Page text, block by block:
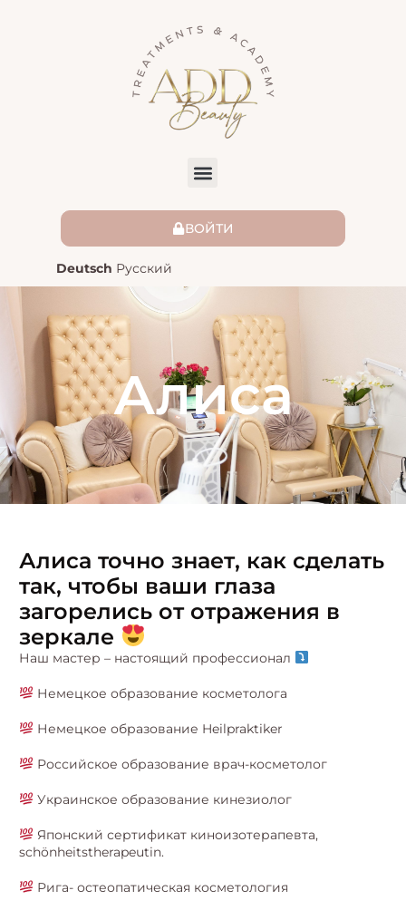
ВОЙТИ
Deutsch Русский
Алиса
Алиса точно знает, как сделать
так, чтобы ваши глаза
загорелись от отражения в
зеркале
Наш мастер – настоящий профессионал
Немецкое образование косметолога
Немецкое образование Heilpraktiker
Российское образование врач-косметолог
Украинское образование кинезиолог
Японский сертификат киноизотерапевта,
schönheitstherapeutin.
Рига- остеопатическая косметология